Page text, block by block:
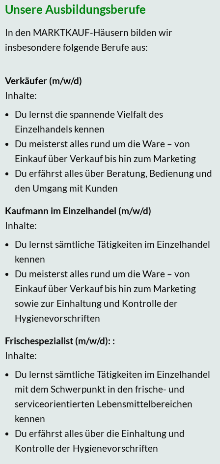
Unsere Ausbildungsberufe
In den MARKTKAUF-Häusern bilden wir
insbesondere folgende Berufe aus:
Verkäufer (m/w/d)
Inhalte:
Du lernst die spannende Vielfalt des
Einzelhandels kennen
Du meisterst alles rund um die Ware – von
Einkauf über Verkauf bis hin zum Marketing
Du erfährst alles über Beratung, Bedienung und
den Umgang mit Kunden
Kaufmann im Einzelhandel (m/w/d)
Inhalte:
Du lernst sämtliche Tätigkeiten im Einzelhandel
kennen
Du meisterst alles rund um die Ware – von
Einkauf über Verkauf bis hin zum Marketing
sowie zur Einhaltung und Kontrolle der
Hygienevorschriften
Frischespezialist (m/w/d): :
Inhalte:
Du lernst sämtliche Tätigkeiten im Einzelhandel
mit dem Schwerpunkt in den frische- und
serviceorientierten Lebensmittelbereichen
kennen
Du erfährst alles über die Einhaltung und
Kontrolle der Hygienevorschriften